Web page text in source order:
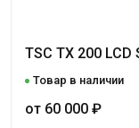
TSC TX 200 LCD
Товар в наличии
от 60 000 ₽